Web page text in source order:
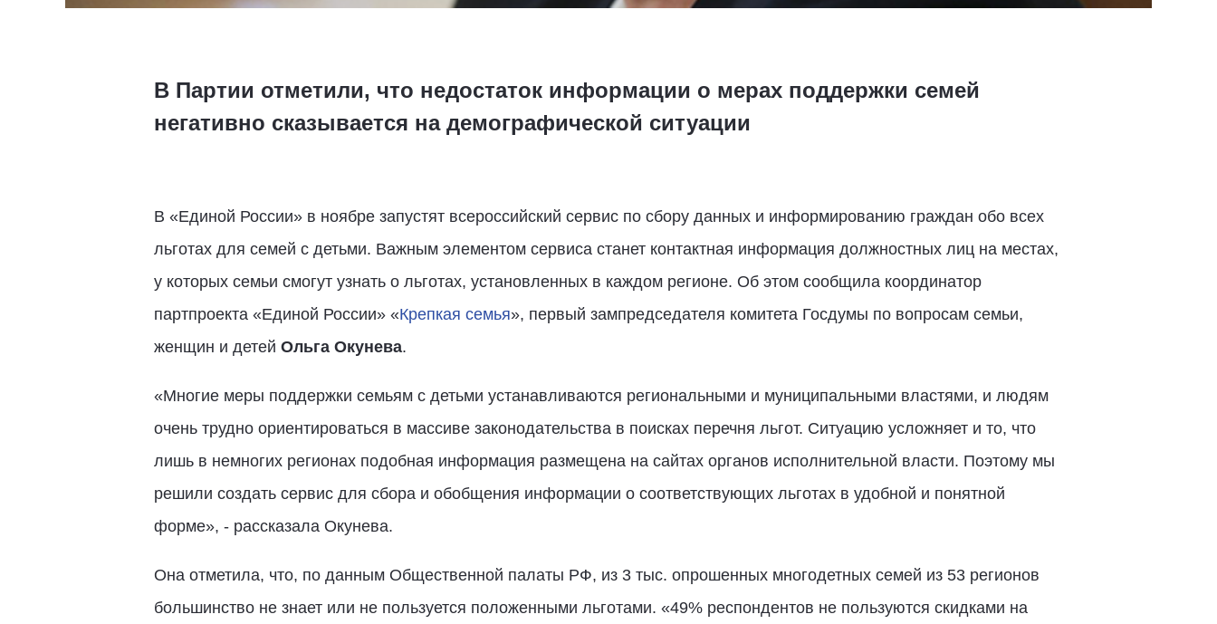
В Партии отметили, что недостаток информации о мерах поддержки семей
негативно сказывается на демографической ситуации
В «Единой России» в ноябре запустят всероссийский сервис по сбору данных и информированию граждан обо всех
льготах для семей с детьми. Важным элементом сервиса станет контактная информация должностных лиц на местах,
у которых семьи смогут узнать о льготах, установленных в каждом регионе. Об этом сообщила координатор
партпроекта «Единой России» «Крепкая семья», первый зампредседателя комитета Госдумы по вопросам семьи,
женщин и детей Ольга Окунева.
«Многие меры поддержки семьям с детьми устанавливаются региональными и муниципальными властями, и людям
очень трудно ориентироваться в массиве законодательства в поисках перечня льгот. Ситуацию усложняет и то, что
лишь в немногих регионах подобная информация размещена на сайтах органов исполнительной власти. Поэтому мы
решили создать сервис для сбора и обобщения информации о соответствующих льготах в удобной и понятной
форме», - рассказала Окунева.
Она отметила, что, по данным Общественной палаты РФ, из 3 тыс. опрошенных многодетных семей из 53 регионов
большинство не знает или не пользуется положенными льготами. «49% респондентов не пользуются скидками на